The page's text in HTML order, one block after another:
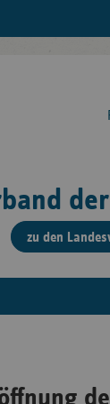
zu den